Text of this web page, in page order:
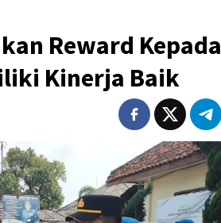
Reward Kepada
Kinerja Baik